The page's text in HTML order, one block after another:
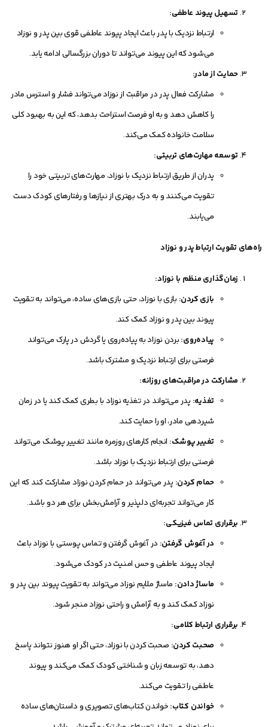
تسهیل پیوند عاطفی:
ارتباط نزدیک با پدر باعث ایجاد پیوند عاطفی قوی بین پدر و نوزاد
می‌شود که این پیوند می‌تواند تا دوران بزرگسالی ادامه یابد.
حمایت از مادر:
مشارکت فعال پدر در مراقبت از نوزاد می‌تواند فشار و استرس مادر
را کاهش دهد و به او فرصت استراحت بدهد، که این به بهبود کلی
سلامت خانواده کمک می‌کند.
توسعه مهارت‌های تربیتی:
پدران از طریق ارتباط نزدیک با نوزاد، مهارت‌های تربیتی خود را
تقویت می‌کنند و به درک بهتری از نیازها و رفتارهای کودک دست
می‌یابند.
راه‌های تقویت ارتباط پدر و نوزاد
زمان‌گذاری منظم با نوزاد:
بازی کردن: بازی با نوزاد، حتی بازی‌های ساده، می‌تواند به تقویت
پیوند بین پدر و نوزاد کمک کند.
پیاده‌روی: بردن نوزاد به پیاده‌روی یا گردش در پارک می‌تواند
فرصتی برای ارتباط نزدیک و مشترک باشد.
مشارکت در مراقبت‌های روزانه:
تغذیه: پدر می‌تواند در تغذیه نوزاد با بطری کمک کند یا در زمان
شیردهی مادر، او را حمایت کند.
تغییر پوشک: انجام کارهای روزمره مانند تغییر پوشک می‌تواند
فرصتی برای ارتباط نزدیک با نوزاد باشد.
حمام کردن: پدر می‌تواند در حمام کردن نوزاد مشارکت کند که این
کار می‌تواند تجربه‌ای دلپذیر و آرامش‌بخش برای هر دو باشد.
برقراری تماس فیزیکی:
در آغوش گرفتن: در آغوش گرفتن و تماس پوستی با نوزاد باعث
ایجاد پیوند عاطفی و حس امنیت در کودک می‌شود.
ماساژ دادن: ماساژ ملایم نوزاد می‌تواند به تقویت پیوند بین پدر و
نوزاد کمک کند و به آرامش و راحتی نوزاد منجر شود.
برقراری ارتباط کلامی:
صحبت کردن: صحبت کردن با نوزاد، حتی اگر او هنوز نتواند پاسخ
دهد، به توسعه زبان و شناختی کودک کمک می‌کند و پیوند
عاطفی را تقویت می‌کند.
خواندن کتاب: خواندن کتاب‌های تصویری و داستان‌های ساده